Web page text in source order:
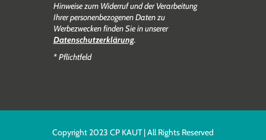
Hinweise zum Widerruf und der Verarbeitung
Ihrer personenbezogenen Daten zu
Werbezwecken finden Sie in unserer
Datenschutzerklärung.
* Pflichtfeld
Copyright 2023 CP KAUT | All Rights Reserved